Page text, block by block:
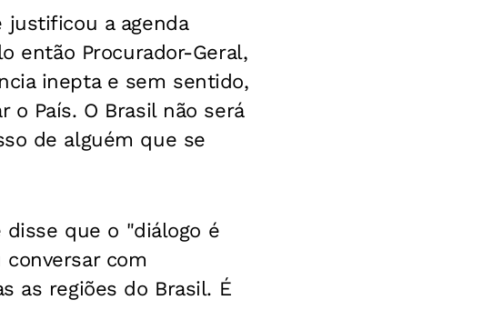
justificou a agenda
então Procurador-Geral,
inepta e sem sentido,
o País. O Brasil não será
de alguém que se
que o "diálogo é
com
as regiões do Brasil. É